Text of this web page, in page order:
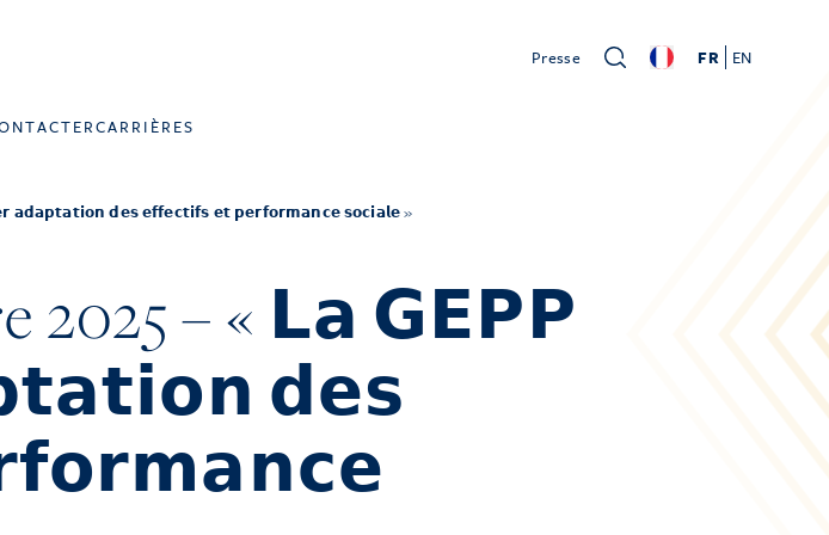
Presse FR EN
CARRIÈRES
𝗮𝗱𝗮𝗽𝘁𝗮𝘁𝗶𝗼𝗻 𝗱𝗲𝘀 𝗲𝗳𝗳𝗲𝗰𝘁𝗶𝗳𝘀 𝗲𝘁 𝗽𝗲𝗿𝗳𝗼𝗿𝗺𝗮𝗻𝗰𝗲 𝘀𝗼𝗰𝗶𝗮𝗹𝗲 »
2025 – « 𝗟𝗮 𝗚𝗘𝗣𝗣
𝗱𝗲𝘀